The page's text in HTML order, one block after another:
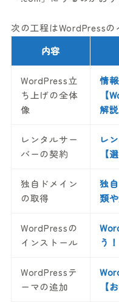
次の工程はWordPressの
内容
WordPress立
ち上げの全体
像
情
【
解説
レンタルサー
バーの契約
レ
【
独自ドメイン
の取得
独
類
WordPressの
インストール
う
WordPressテ
ーマの追加
【